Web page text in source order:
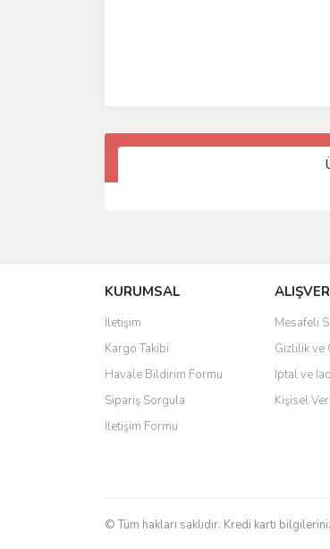
KURUMSAL
İletişim
Kargo Takibi
Havale Bildirim Formu
Sipariş Sorgula
İletişim Formu
Mesafeli
Gizlilik ve
İptal ve
Kişisel
© Tüm hakları saklıdır. Kredi kartı